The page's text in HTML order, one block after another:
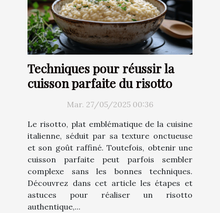
Techniques pour réussir la
cuisson parfaite du risotto
Mar. 27/05/2025 00:36
Le risotto, plat emblématique de la cuisine
italienne, séduit par sa texture onctueuse
et son goût raffiné. Toutefois, obtenir une
cuisson parfaite peut parfois sembler
complexe sans les bonnes techniques.
Découvrez dans cet article les étapes et
astuces pour réaliser un risotto
authentique,...